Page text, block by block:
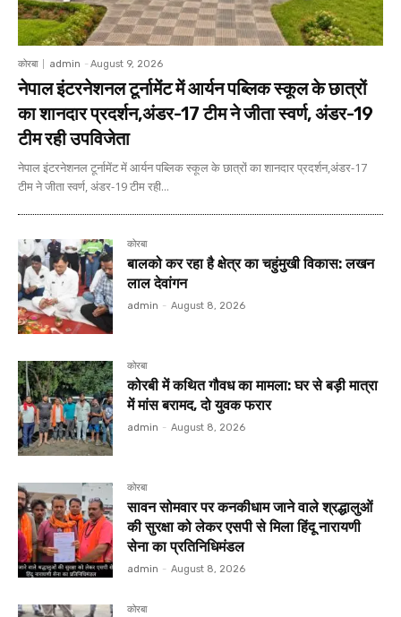
कोरबा admin - August 9, 2026
नेपाल इंटरनेशनल टूर्नामेंट में आर्यन पब्लिक स्कूल के छात्रों
का शानदार प्रदर्शन,अंडर-17 टीम ने जीता स्वर्ण, अंडर-19
टीम रही उपविजेता
नेपाल इंटरनेशनल टूर्नामेंट में आर्यन पब्लिक स्कूल के छात्रों का शानदार प्रदर्शन,अंडर-17
टीम ने जीता स्वर्ण, अंडर-19 टीम रही...
कोरबा
बालको कर रहा है क्षेत्र का चहुंमुखी विकास: लखन
लाल देवांगन
admin - August 8, 2026
कोरबा
कोरबी में कथित गौवध का मामला: घर से बड़ी मात्रा
में मांस बरामद, दो युवक फरार
admin - August 8, 2026
कोरबा
सावन सोमवार पर कनकीधाम जाने वाले श्रद्धालुओं
की सुरक्षा को लेकर एसपी से मिला हिंदू नारायणी
सेना का प्रतिनिधिमंडल
admin - August 8, 2026
कोरबा